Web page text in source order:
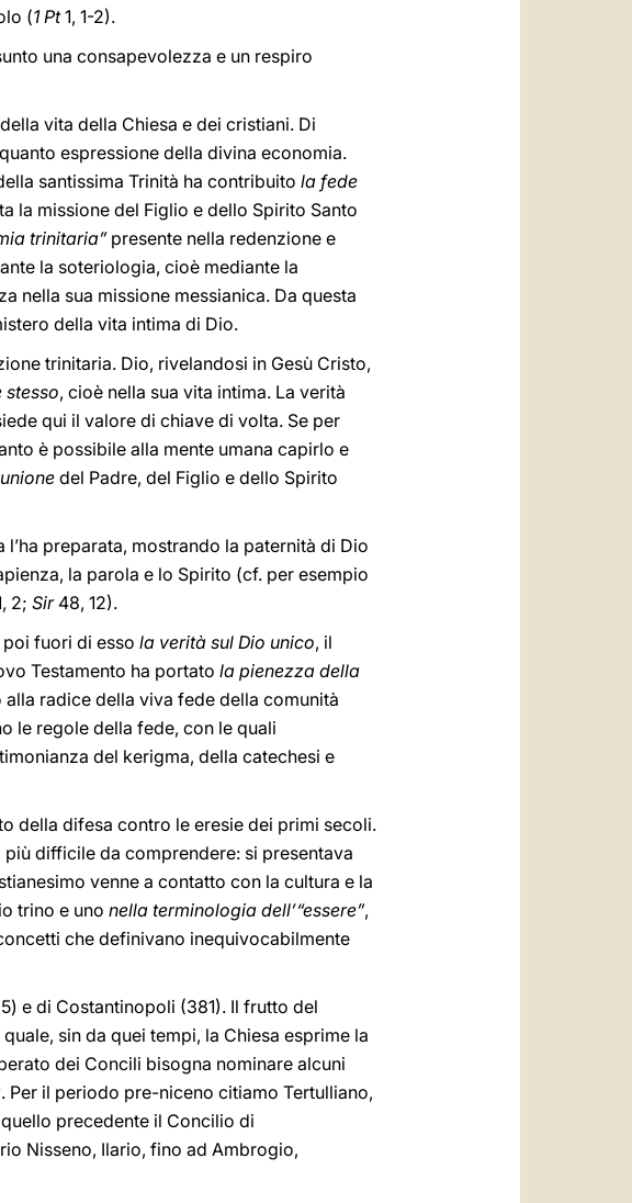
(1 Pt1, 1-2).
una consapevolezza e un respiro
vita della Chiesa e dei cristiani. Di
espressione della divina economia.
santissima Trinità ha contribuito la fede
la missione del Figlio e dello Spirito Santo
trinitaria”presente nella redenzione e
la soteriologia, cioè mediante la
nella sua missione messianica. Da questa
della vita intima di Dio.
trinitaria. Dio, rivelandosi in Gesù Cristo,
stesso, cioè nella sua vita intima. La verità
qui il valore di chiave di volta. Se per
è possibile alla mente umana capirlo e
del Padre, del Figlio e dello Spirito
preparata, mostrando la paternità di Dio
la parola e lo Spirito (cf. per esempio
2; Sir48, 12).
poi fuori di esso la verità sul Dio unico, il
Testamento ha portato la pienezza della
alla radice della viva fede della comunità
le regole della fede, con le quali
del kerigma, della catechesi e
della difesa contro le eresie dei primi secoli.
difficile da comprendere: si presentava
venne a contatto con la cultura e la
trino e uno nella terminologia dell’“essere”,
che definivano inequivocabilmente
e di Costantinopoli (381). Il frutto del
sin da quei tempi, la Chiesa esprime la
dei Concili bisogna nominare alcuni
. Per il periodo pre-niceno citiamo Tertulliano,
precedente il Concilio di
Nisseno, Ilario, fino ad Ambrogio,